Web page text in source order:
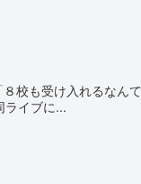
校も受け入れるなん
ライブに...